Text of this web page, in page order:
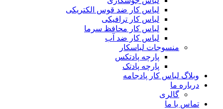
لباس کار ضد قوس الکتریکی
لباس کار ترافیکی
لباس کار محافظ سرما
لباس کار ضد آب
منسوجات لباسکار
پارچه پادتکس
پارچه پادتک
وبلاگ لباس کار پادجامه
درباره ما
گالری
تماس با ما